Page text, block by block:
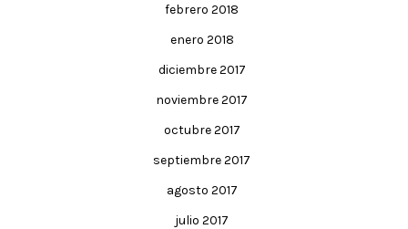
febrero 2018
enero 2018
diciembre 2017
noviembre 2017
octubre 2017
septiembre 2017
agosto 2017
julio 2017